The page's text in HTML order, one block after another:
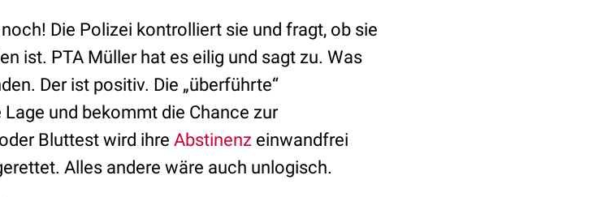
Die Polizei kontrolliert sie und fragt, ob sie
ist. PTA Müller hat es eilig und sagt zu. Was
Der ist positiv. Die „überführte“
und bekommt die Chance zur
Bluttest wird ihre Abstinenz einwandfrei
Alles andere wäre auch unlogisch.